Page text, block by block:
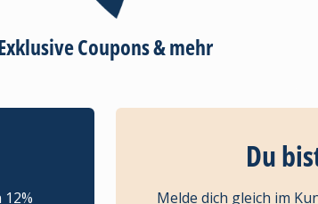
Coupons & mehr
Du
Melde dich gleich im